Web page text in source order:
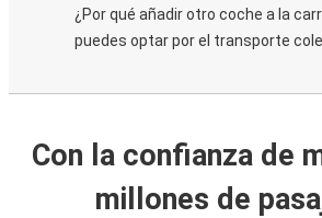
¿Por qué añadir otro coche a la
puedes optar por el transporte
Con la confianza de
millones de